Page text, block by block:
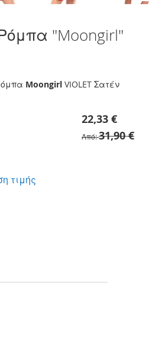
"Moongirl"
Moongirl VIOLET Σατέν
22,33 €
Από 31,90 €
τιμής